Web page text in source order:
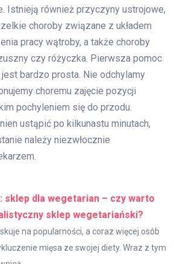
Istnieją również przyczyny ustrojowe,
choroby związane z układem
pracy wątroby, a także choroby
czy różyczka. Pierwsza pomoc
bardzo prosta. Nie odchylamy
choremu zajęcie pozycji
pochyleniem się do przodu.
ustąpić po kilkunastu minutach,
należy niezwłocznie
sklep dla wegetarian – czy warto
sklep wegetariański?
na popularności, a coraz więcej osób
mięsa ze swojej diety. Wraz z tym